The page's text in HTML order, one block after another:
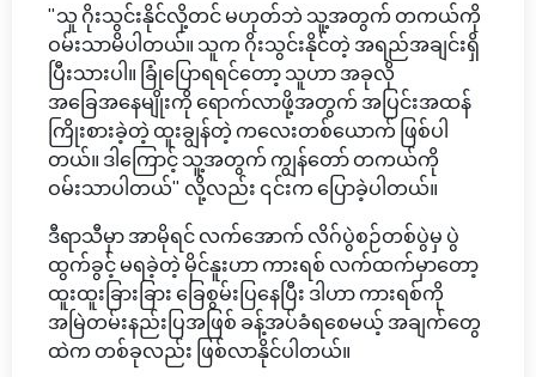
"သူ ဂိုးသွင်းနိုင်လို့တင် မဟုတ်ဘဲ သူ့အတွက် တကယ်ကို
ဝမ်းသာမိပါတယ်။ သူက ဂိုးသွင်းနိုင်တဲ့ အရည်အချင်းရှိ
ပြီးသားပါ။ ခြုံပြောရရင်တော့ သူဟာ အခုလို
အခြေအနေမျိုးကို ရောက်လာဖို့အတွက် အပြင်းအထန်
ကြိုးစားခဲ့တဲ့ ထူးချွန်တဲ့ ကလေးတစ်ယောက် ဖြစ်ပါ
တယ်။ ဒါကြောင့် သူ့အတွက် ကျွန်တော် တကယ်ကို
ဝမ်းသာပါတယ်" လို့လည်း ၎င်းက ပြောခဲ့ပါတယ်။
ဒီရာသီမှာ အာမိုရင် လက်အောက် လိဂ်ပွဲစဉ်တစ်ပွဲမှ ပွဲ
ထွက်ခွင့် မရခဲ့တဲ့ မိုင်နူးဟာ ကားရစ် လက်ထက်မှာတော့
ထူးထူးခြားခြား ခြေစွမ်းပြနေပြီး ဒါဟာ ကားရစ်ကို
အမြဲတမ်းနည်းပြအဖြစ် ခန့်အပ်ခံရစေမယ့် အချက်တွေ
ထဲက တစ်ခုလည်း ဖြစ်လာနိုင်ပါတယ်။